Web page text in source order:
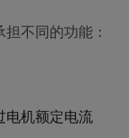
不同的功能：
电机额定电流